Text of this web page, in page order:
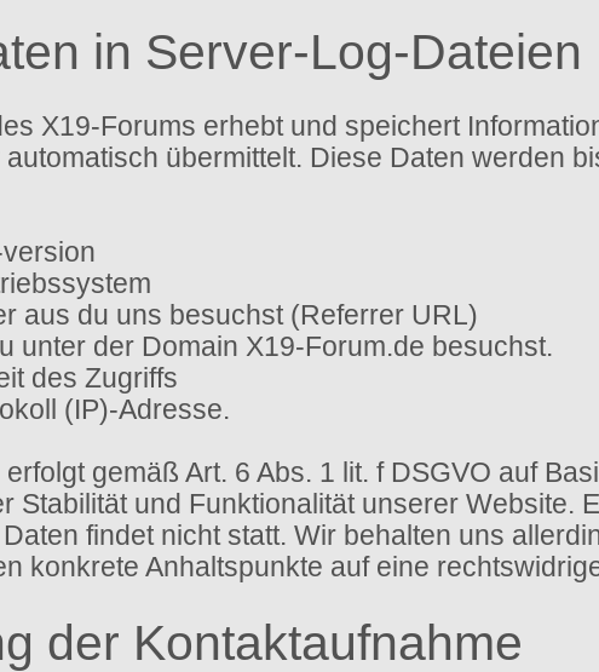
in Server-Log-Dateien
X19-Forums erhebt und speichert
übermittelt. Diese Daten werden
aus du uns besuchst (Referrer URL)
unter der Domain X19-Forum.de besuchst.
des Zugriffs
(IP)-Adresse.
gemäß Art. 6 Abs. 1 lit. f DSGVO auf
Stabilität und Funktionalität unserer Website.
findet nicht statt. Wir behalten uns
konkrete Anhaltspunkte auf eine
der Kontaktaufnahme